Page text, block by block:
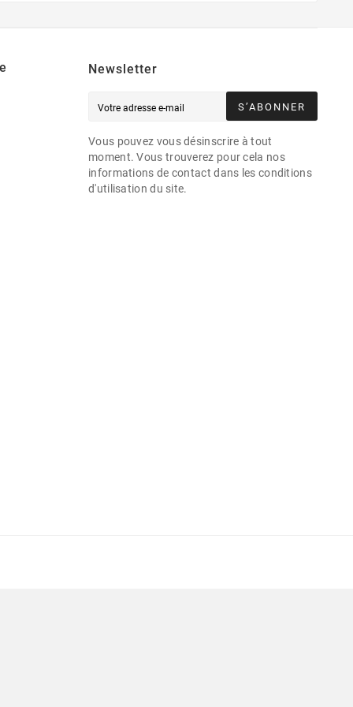
Newsletter
S’ABONNER
Vous pouvez vous désinscrire à tout
moment. Vous trouverez pour cela nos
informations de contact dans les conditions
d'utilisation du site.